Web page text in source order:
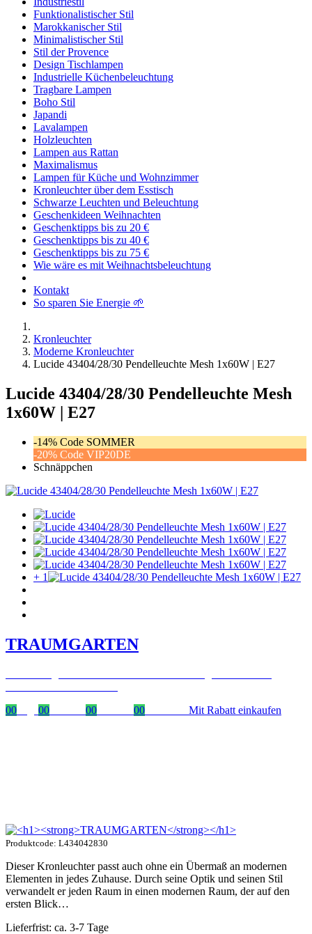
Funktionalistischer Stil
Marokkanischer Stil
Minimalistischer Stil
Stil der Provence
Design Tischlampen
Industrielle Küchenbeleuchtung
Tragbare Lampen
Boho Stil
Japandi
Lavalampen
Holzleuchten
Lampen aus Rattan
Maximalismus
Lampen für Küche und Wohnzimmer
Kronleuchter über dem Esstisch
Schwarze Leuchten und Beleuchtung
Geschenkideen Weihnachten
Geschenktipps bis zu 20 €
Geschenktipps bis zu 40 €
Geschenktipps bis zu 75 €
Wie wäre es mit Weihnachtsbeleuchtung
Kontakt
So sparen Sie Energie 🌱
Kronleuchter
Moderne Kronleuchter
Lucide 43404/28/30 Pendelleuchte Mesh 1x60W | E27
Lucide 43404/28/30 Pendelleuchte Mesh
1x60W | E27
-14% Code SOMMER
-20% Code VIP20DE
Schnäppchen
+ 1
TRAUMGARTEN
00
00 00 00 Mit Rabatt einkaufen
Produktcode: L434042830
Dieser Kronleuchter passt auch ohne ein Übermaß an modernen
Elementen in jedes Zuhause. Durch seine Optik und seinen Stil
verwandelt er jeden Raum in einen modernen Raum, der auf den
ersten Blick…
Lieferfrist: ca. 3-7 Tage